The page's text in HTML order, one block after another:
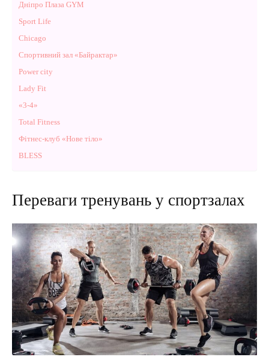
Дніпро Плаза GYM
Sport Life
Chicago
Спортивний зал «Байрактар»
Power city
Lady Fit
«3-4»
Total Fitness
Фітнес-клуб «Нове тіло»
BLESS
Переваги тренувань у спортзалах